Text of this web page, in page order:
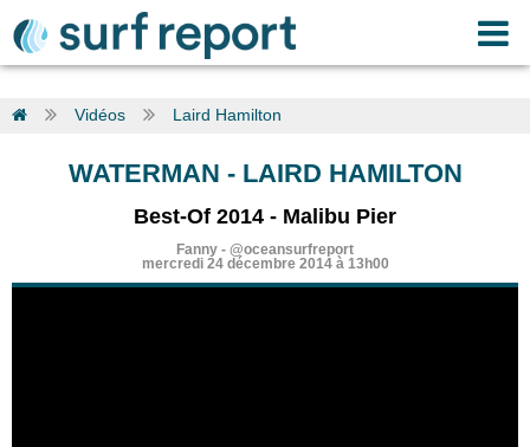
Vidéos Laird Hamilton
WATERMAN - LAIRD HAMILTON
Best-Of 2014 - Malibu Pier
Fanny - @oceansurfreport
mercredi 24 décembre 2014 à 13h00